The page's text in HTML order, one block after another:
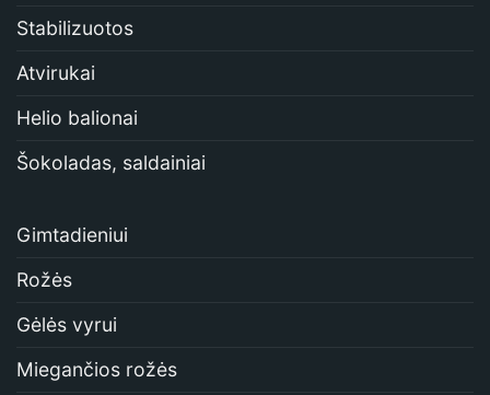
Stabilizuotos
Atvirukai
Helio balionai
Šokoladas, saldainiai
Gimtadieniui
Rožės
Gėlės vyrui
Miegančios rožės